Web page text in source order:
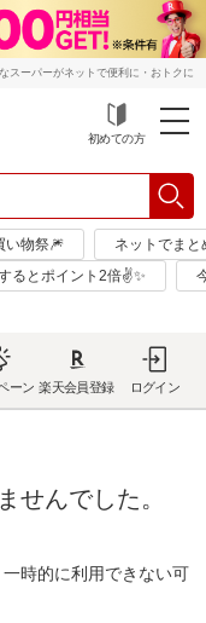
スーパーがネットで便利に・おトクに
初めての方
い物祭🎆
ネットでまと
るとポイント2倍✌✨
ーン 楽天会員登録 ログイン
せんでした。
時的に利用できない可